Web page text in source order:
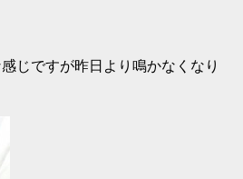
じですが昨日より鳴かなくなり